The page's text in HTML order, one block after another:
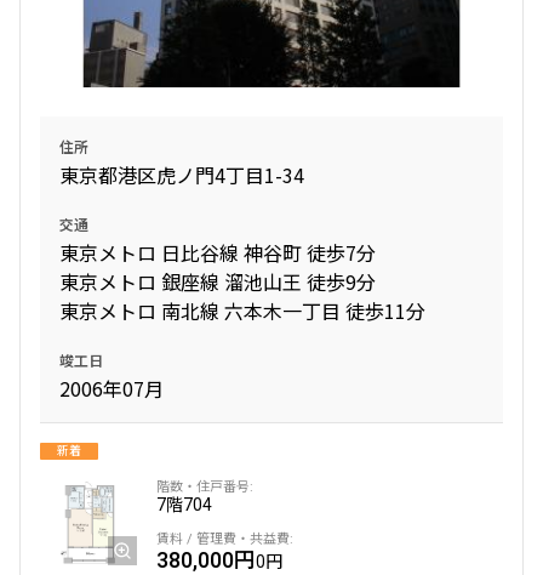
住所
東京都港区虎ノ門4丁目1-34
交通
東京メトロ 日比谷線 神谷町 徒歩7分
東京メトロ 銀座線 溜池山王 徒歩9分
東京メトロ 南北線 六本木一丁目 徒歩11分
竣工日
2006年07月
新着
7階704
380,000円0円